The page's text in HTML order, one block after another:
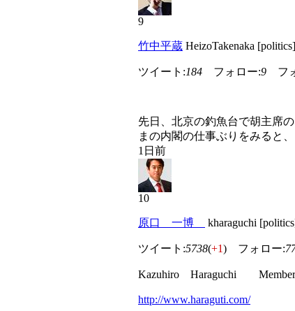
9
竹中平蔵 HeizoTakenaka
ツイート:184 フォロー:9 フ
先日、北京の釣魚台で胡主席
まの内閣の仕事ぶりをみると
1日前
10
原口 一博 kharaguchi
ツイート:5738(+1) フォロー:
Kazuhiro Haraguchi Member
http://www.haraguti.com/